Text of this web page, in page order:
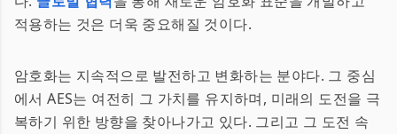
적용하는 것은 더욱 중요해질 것이다.
암호화는 지속적으로 발전하고 변화하는 분야다. 그 중심
에서 AES는 여전히 그 가치를 유지하며, 미래의 도전을 극
복하기 위한 방향을 찾아나가고 있다. 그리고 그 도전 속